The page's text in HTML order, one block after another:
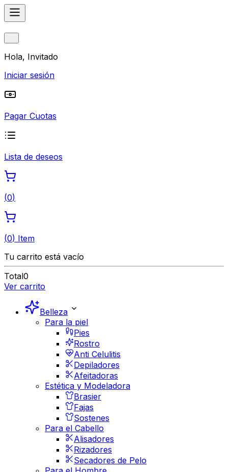
Hola, Invitado
Iniciar sesión
Pagar Cuotas
Lista de deseos
(0)
(0) Item
Tu carrito está vacío
Total0
Ver carrito
Belleza
Para la piel
Pies
Rostro
Anti Celulitis
Depiladores
Afeitadoras
Estética y Modeladora
Brasier
Fajas
Sostenes
Para el Cabello
Alisadores
Rizadores
Secadores de Pelo